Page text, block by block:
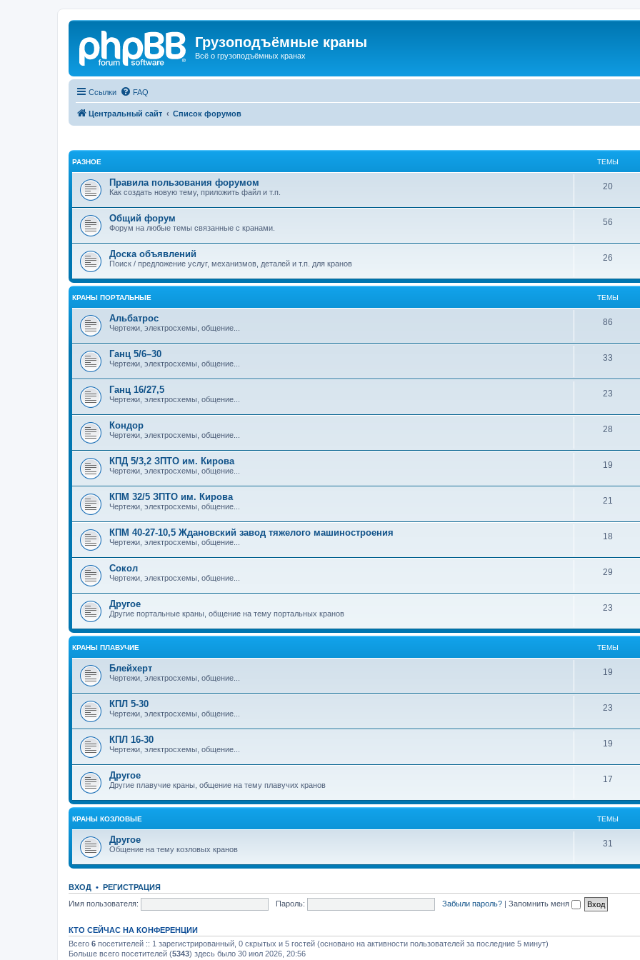
Грузоподъёмные краны
Всё о грузоподъёмных кранах
Ссылки FAQ
Центральный сайт Список форумов
РАЗНОЕ ТЕМЫ
Правила пользования форумом
Как создать новую тему, приложить файл и т.п.
20
Общий форум
Форум на любые темы связанные с кранами.
56
Доска объявлений
Поиск / предложение услуг, механизмов, деталей и т.п. для кранов
26
КРАНЫ ПОРТАЛЬНЫЕ ТЕМЫ
Альбатрос
Чертежи, электросхемы, общение...
86
Ганц 5/6–30
Чертежи, электросхемы, общение...
33
Ганц 16/27,5
Чертежи, электросхемы, общение...
23
Кондор
Чертежи, электросхемы, общение...
28
КПД 5/3,2 ЗПТО им. Кирова
Чертежи, электросхемы, общение...
19
КПМ 32/5 ЗПТО им. Кирова
Чертежи, электросхемы, общение...
21
КПМ 40-27-10,5 Ждановский завод тяжелого машиностроения
Чертежи, электросхемы, общение...
18
Сокол
Чертежи, электросхемы, общение...
29
Другое
Другие портальные краны, общение на тему портальных кранов
23
КРАНЫ ПЛАВУЧИЕ ТЕМЫ
Блейхерт
Чертежи, электросхемы, общение...
19
КПЛ 5-30
Чертежи, электросхемы, общение...
23
КПЛ 16-30
Чертежи, электросхемы, общение...
19
Другое
Другие плавучие краны, общение на тему плавучих кранов
17
КРАНЫ КОЗЛОВЫЕ ТЕМЫ
Другое
Общение на тему козловых кранов
31
ВХОД • РЕГИСТРАЦИЯ
Имя пользователя:
Пароль: Забыли пароль? | Запомнить меня
КТО СЕЙЧАС НА КОНФЕРЕНЦИИ
Всего 6 посетителей :: 1 зарегистрированный, 0 скрытых и 5 гостей (основано на активности пользователей за последние 5 минут)
Больше всего посетителей (5343) здесь было 30 июл 2026, 20:56